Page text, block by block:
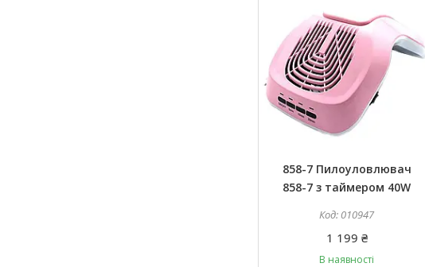
858-7 Пилоуловлювач
858-7 з таймером 40W
010947
1 199 ₴
В наявності